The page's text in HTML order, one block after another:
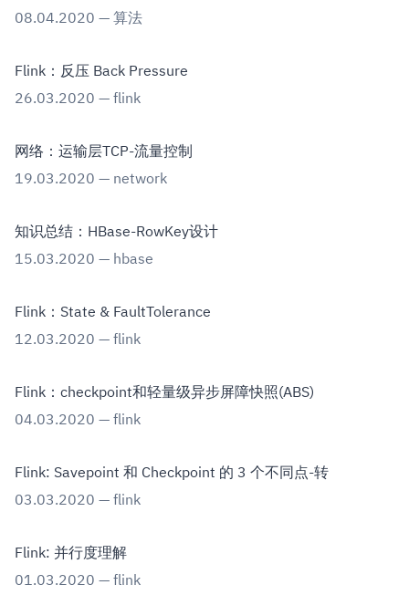
08.04.2020 — 算法
Flink：反压 Back Pressure
26.03.2020 — flink
网络：运输层TCP-流量控制
19.03.2020 — network
知识总结：HBase-RowKey设计
15.03.2020 — hbase
Flink：State & FaultTolerance
12.03.2020 — flink
Flink：checkpoint和轻量级异步屏障快照(ABS)
04.03.2020 — flink
Flink: Savepoint 和 Checkpoint 的 3 个不同点-转
03.03.2020 — flink
Flink: 并行度理解
01.03.2020 — flink